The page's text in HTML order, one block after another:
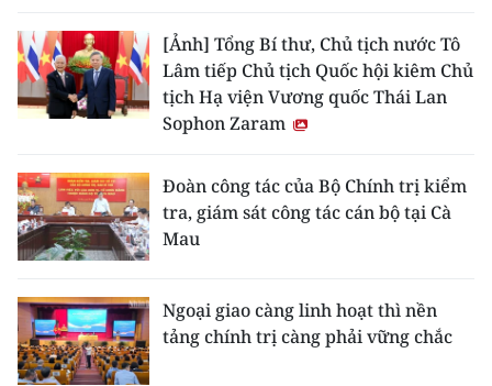
[Ảnh] Tổng Bí thư, Chủ tịch nước Tô
Lâm tiếp Chủ tịch Quốc hội kiêm Chủ
tịch Hạ viện Vương quốc Thái Lan
Sophon Zaram
Đoàn công tác của Bộ Chính trị kiểm
tra, giám sát công tác cán bộ tại Cà
Mau
Ngoại giao càng linh hoạt thì nền
tảng chính trị càng phải vững chắc